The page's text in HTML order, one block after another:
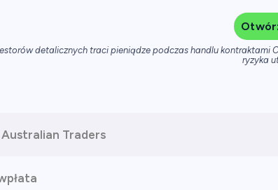
detalicznych traci pieniądze podczas handlu kontraktami
ryzyka
Traders